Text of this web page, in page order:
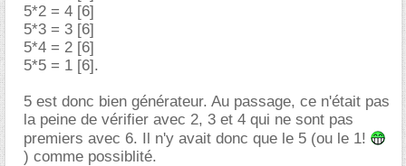
5*2 = 4 [6]
5*3 = 3 [6]
5*4 = 2 [6]
5*5 = 1 [6].
5 est donc bien générateur. Au passage, ce n'était pas
la peine de vérifier avec 2, 3 et 4 qui ne sont pas
premiers avec 6. Il n'y avait donc que le 5 (ou le 1!
) comme possiblité.